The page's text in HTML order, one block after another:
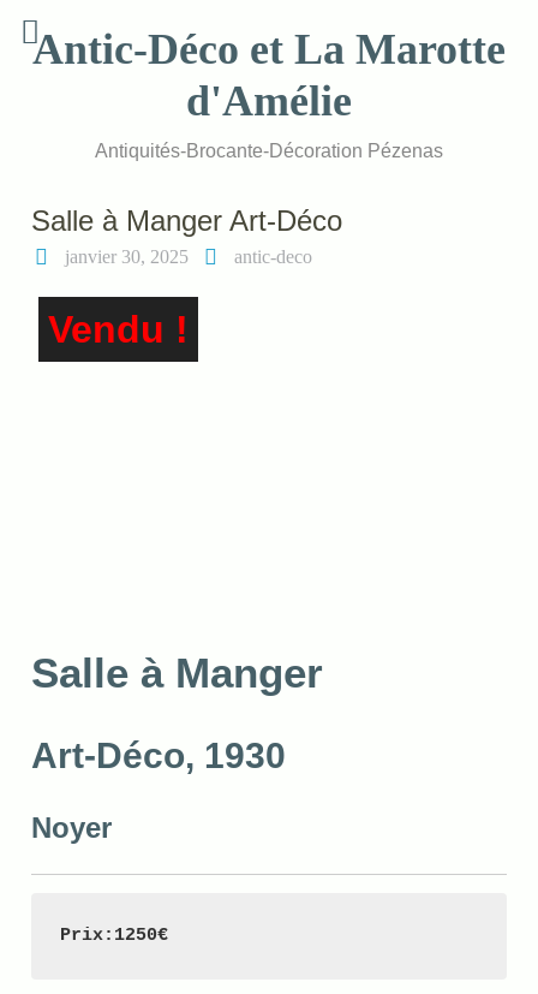
contentAntic-Déco et La Marotte
d'Amélie
Antiquités-Brocante-Décoration Pézenas
Salle à Manger Art-Déco
janvier 30, 2025 antic-deco
Vendu !
Salle à Manger
Art-Déco, 1930
Noyer
Prix:1250€